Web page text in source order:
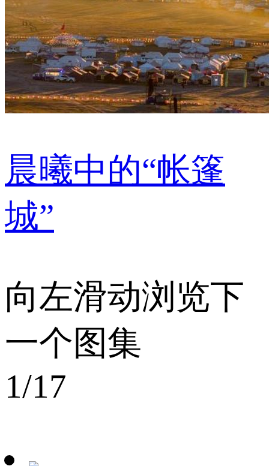
晨曦中的“帐篷
城”
向左滑动浏览下
一个图集
1/17